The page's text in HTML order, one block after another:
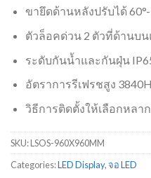
ขายึดด้านหลังปรับได้ 60°-
ตัวล็อคด่วน 2 ตัวที่ด้านบ
ระดับกันน้ำและกันฝุ่น
อัตราการรีเฟรชสูง
วิธีการติดตั้งให้เลือกหลา
SKU:LSOS-960X960MM
Categories:LED Display,จอ LED